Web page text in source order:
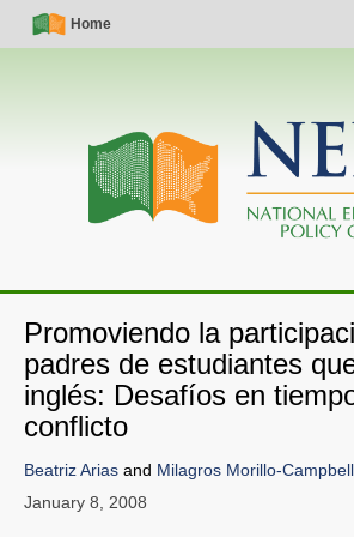
Skip
Simple
Nav
Home
Main
navigation
Promoviendo la
padres de estudiantes
inglés: Desafíos en
conflicto
Beatriz Arias and Milagros Morillo-Campbell
January 8, 2008